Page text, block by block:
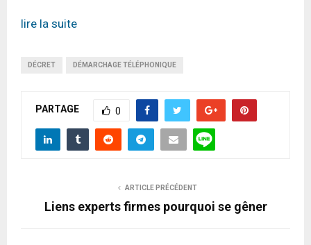
lire la suite
DÉCRET DÉMARCHAGE TÉLÉPHONIQUE
PARTAGE 0
ARTICLE PRÉCÉDENT
Liens experts firmes pourquoi se gêner